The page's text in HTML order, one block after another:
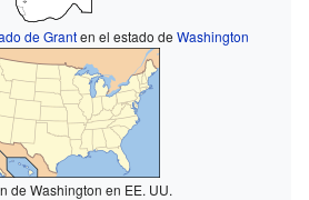
de Granten el estado deWashington
de Washington en EE. UU.